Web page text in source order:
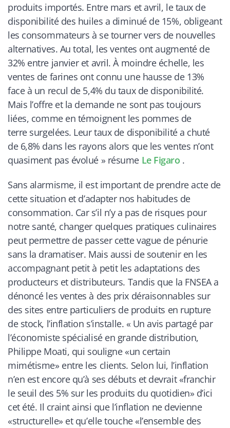
produits importés. Entre mars et avril, le taux de
disponibilité des huiles a diminué de 15%, obligeant
les consommateurs à se tourner vers de nouvelles
alternatives. Au total, les ventes ont augmenté de
32% entre janvier et avril. À moindre échelle, les
ventes de farines ont connu une hausse de 13%
face à un recul de 5,4% du taux de disponibilité.
Mais l’offre et la demande ne sont pas toujours
liées, comme en témoignent les pommes de
terre surgelées. Leur taux de disponibilité a chuté
de 6,8% dans les rayons alors que les ventes n’ont
quasiment pas évolué » résume Le Figaro .
Sans alarmisme, il est important de prendre acte de
cette situation et d’adapter nos habitudes de
consommation. Car s’il n’y a pas de risques pour
notre santé, changer quelques pratiques culinaires
peut permettre de passer cette vague de pénurie
sans la dramatiser. Mais aussi de soutenir en les
accompagnant petit à petit les adaptations des
producteurs et distributeurs. Tandis que la FNSEA a
dénoncé les ventes à des prix déraisonnables sur
des sites entre particuliers de produits en rupture
de stock, l’inflation s’installe. « Un avis partagé par
l’économiste spécialisé en grande distribution,
Philippe Moati, qui souligne «un certain
mimétisme» entre les clients. Selon lui, l’inflation
n’en est encore qu’à ses débuts et devrait «franchir
le seuil des 5% sur les produits du quotidien» d’ici
cet été. Il craint ainsi que l’inflation ne devienne
«structurelle» et qu’elle touche «l’ensemble des